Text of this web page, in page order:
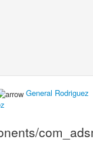
General Rodriguez